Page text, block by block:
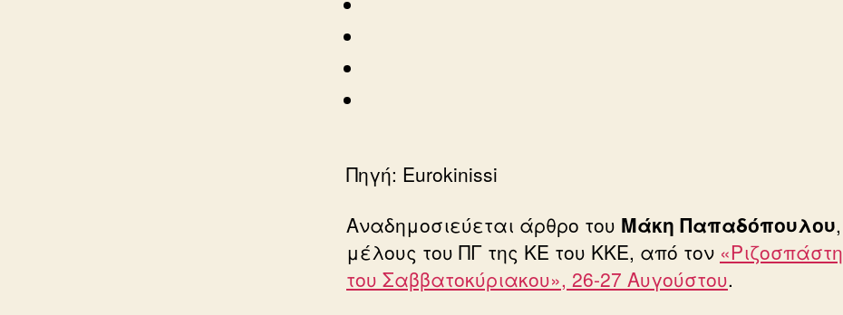
Πηγή: Eurokinissi
Αναδημοσιεύεται άρθρο του Μάκη Παπαδόπουλου,
μέλους του ΠΓ της ΚΕ του ΚΚΕ, από τον «Ριζοσπάστη
του Σαββατοκύριακου», 26-27 Αυγούστου.